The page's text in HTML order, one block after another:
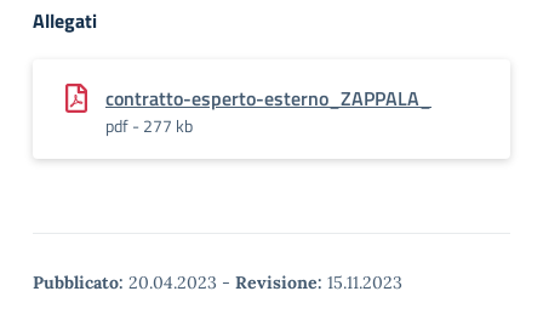
Allegati
contratto-esperto-esterno_ZAPPALA_
pdf - 277 kb
Pubblicato: 20.04.2023 - Revisione: 15.11.2023